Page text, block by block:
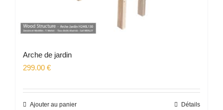
Arche de jardin
299.00 €
Ajouter au panier Détails